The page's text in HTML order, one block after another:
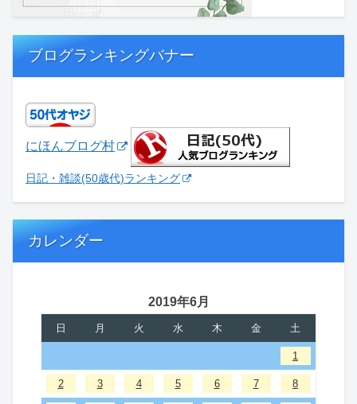
ブログランキングバナー
にほんブログ村
日記・雑談(50歳代)ランキング
カレンダー
2019年6月
日 月 火 水 木 金 土
1
2 3 4 5 6 7 8